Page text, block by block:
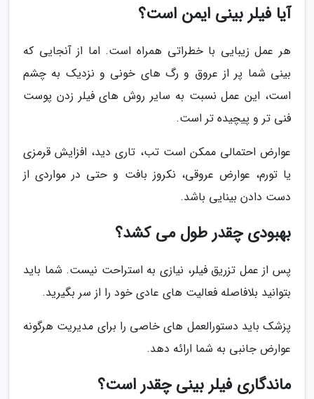
آیا فیلر بینی ایمن است؟
هر عمل زیبایی با خطراتی همراه است. اما از آنجایی که
بینی شما پر از عروق و رگ های خونی و نزدیک به چشم
است، این عمل نسبت به سایر روش های فیلر زدن پوست
فنی تر و پیچیده تر است.
عوارض احتمالی ممکن است تب، تاری دید، افزایش قرمزی
یا تورم، عوارض عروقی، نکروز بافت و حتی در مواردی از
دست دادن بینایی باشد.
بهبودی چقدر طول می کشد؟
پس از عمل تزریق فیلر، نیازی به استراحت نیست. شما باید
بتوانید بلافاصله فعالیت های عادی خود را از سر بگیرید.
پزشک باید دستورالعمل های خاصی را برای مدیریت هرگونه
عوارض جانبی به شما ارائه دهد.
ماندگاری فیلر بینی چقدر است؟